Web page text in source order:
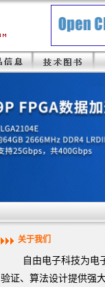
关于我们
自由电子科技为电子
验证、算法设计提供强